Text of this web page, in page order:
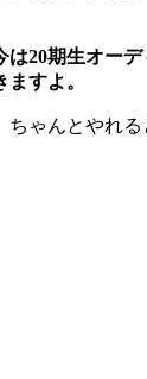
20期生オーデ
ますよ 。
ゃんとやれる